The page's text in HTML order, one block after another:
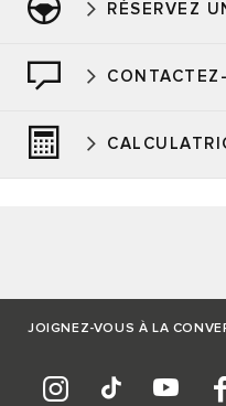
RÉSERVEZ
JOIGNEZ-VOUS À LA